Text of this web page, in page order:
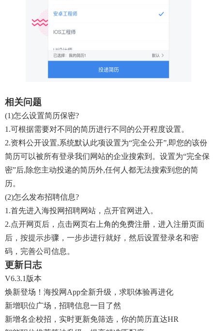
相关问题
(1)怎么设置简历保密?
1.可根据需要对不同的简历进行不同的公开程度设置。
2.资料公开设置,系统默认此项设置为“完全公开”,即您的该份
简历可以被所有登录我们网站的企业搜索到。设置为“完全保
密”后,除您主动投递的简历外,任何人都无法搜索到您的简
历。
(2)怎么发布招聘信息?
1.首先进入海投网招聘网站，点开官网进入。
2.点开网页后，点击网页右上角的免费注册，进入注册页面
后，按提示步骤，一步步进行就好，然后设置登录名和密
码，完善公司信息。
更新日志
V6.3.1版本
焕新登场！海投网App全新升级，求职体验再进化
新增职位广场，招聘信息一目了然
新增名企校招，实时更新免筛选，你的简历直达HR